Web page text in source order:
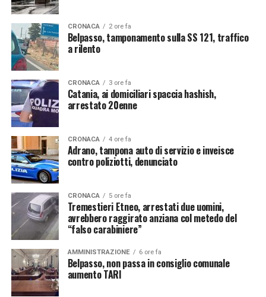
CRONACA 2 ore fa
Belpasso, tamponamento sulla SS 121, traffico
a rilento
CRONACA 3 ore fa
Catania, ai domiciliari spaccia hashish,
arrestato 20enne
CRONACA 4 ore fa
Adrano, tampona auto di servizio e inveisce
contro poliziotti, denunciato
CRONACA 5 ore fa
Tremestieri Etneo, arrestati due uomini,
avrebbero raggirato anziana col metedo del
“falso carabiniere”
AMMINISTRAZIONE 6 ore fa
Belpasso, non passa in consiglio comunale
aumento TARI